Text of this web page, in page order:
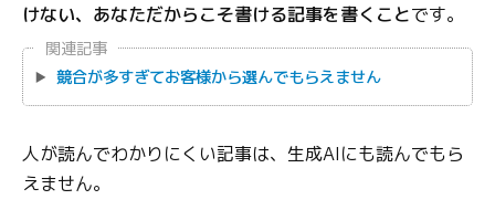
けない、あなただからこそ書ける記事を書くことです。
関連記事
競合が多すぎてお客様から選んでもらえません
人が読んでわかりにくい記事は、生成AIにも読んでもら
えません。